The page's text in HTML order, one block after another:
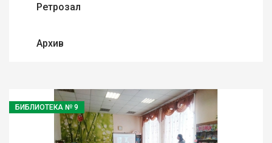
Ретрозал
Архив
БИБЛИОТЕКА № 9